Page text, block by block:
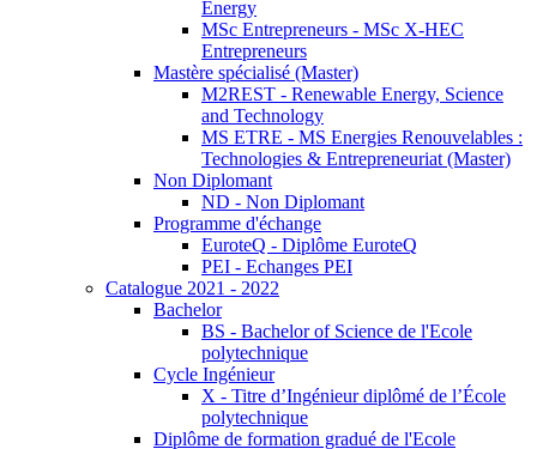
Energy
MSc Entrepreneurs - MSc X-HEC
Entrepreneurs
Mastère spécialisé (Master)
M2REST - Renewable Energy, Science
and Technology
MS ETRE - MS Energies Renouvelables :
Technologies & Entrepreneuriat (Master)
Non Diplomant
ND - Non Diplomant
Programme d'échange
EuroteQ - Diplôme EuroteQ
PEI - Echanges PEI
Catalogue 2021 - 2022
Bachelor
BS - Bachelor of Science de l'Ecole
polytechnique
Cycle Ingénieur
X - Titre d’Ingénieur diplômé de l’École
polytechnique
Diplôme de formation gradué de l'Ecole